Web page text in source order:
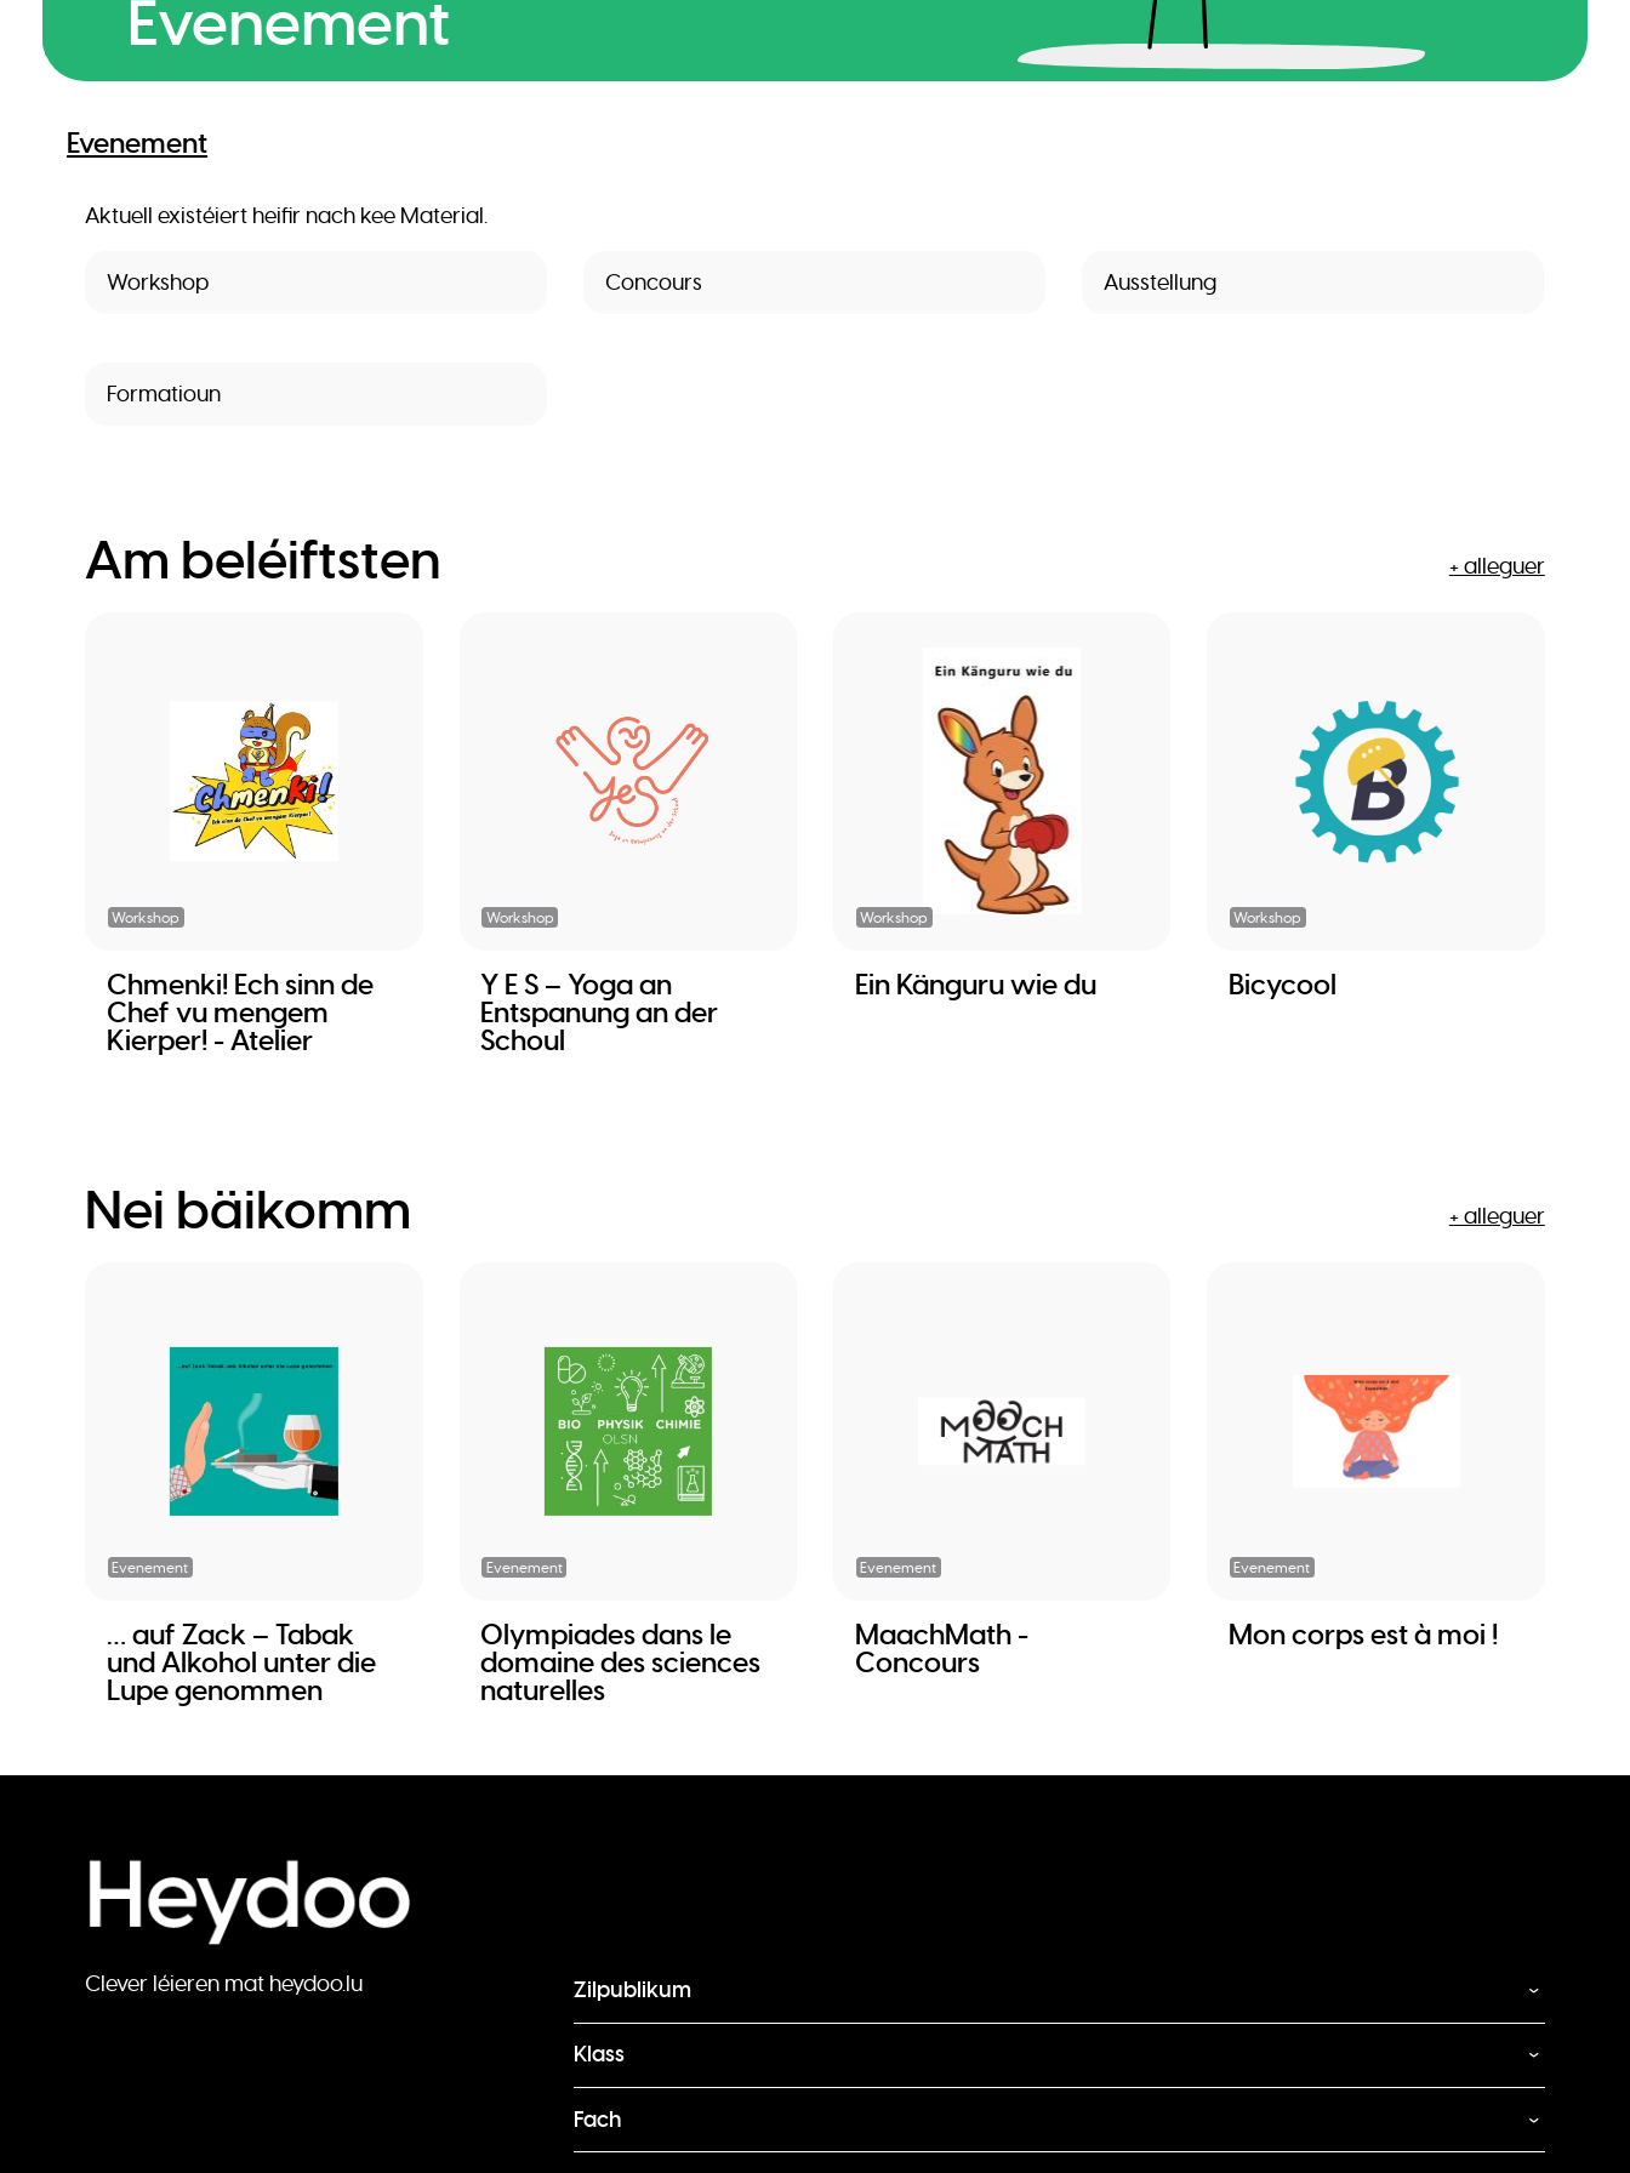
Evenement
Evenement
Aktuell existéiert heifir nach kee Material.
Workshop Concours Ausstellung
Formatioun
Am beléiftsten
Workshop
Chmenki! Ech sinn de
Chef vu mengem
Kierper! - Atelier
Workshop
Y E S – Yoga an
Entspanung an der
Schoul
Workshop
Ein Känguru wie du
Workshop
Bicycool
+ alleguer
Nei bäikomm
Evenement
… auf Zack – Tabak
und Alkohol unter die
Lupe genommen
Evenement
Olympiades dans le
domaine des sciences
naturelles
Evenement
MaachMath -
Concours
Evenement
Mon corps est à moi !
+ alleguer
Clever léieren mat heydoo.lu Zilpublikum
Klass
Fach